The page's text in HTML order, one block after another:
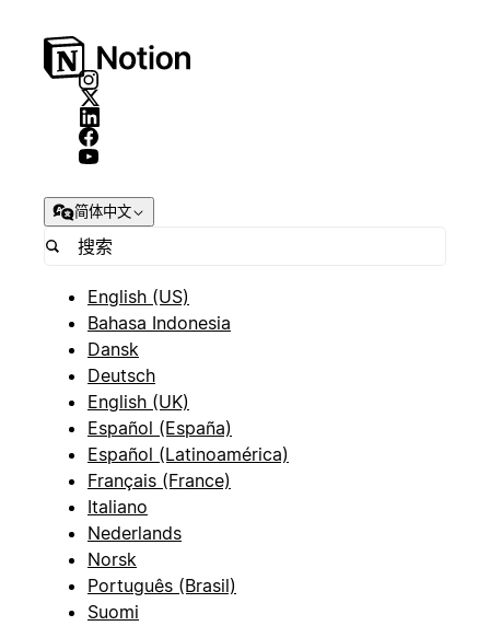
简体中文
English (US)
Bahasa Indonesia
Dansk
Deutsch
English (UK)
Español (España)
Español (Latinoamérica)
Français (France)
Italiano
Nederlands
Norsk
Português (Brasil)
Suomi